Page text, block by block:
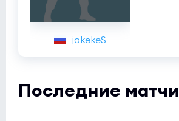
jakekeS
Последние матчи